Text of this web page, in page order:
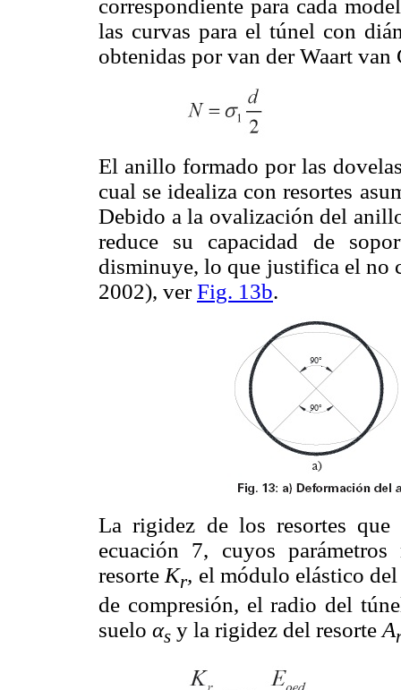
correspondiente para cada
las curvas para el túnel con
obtenidas por van der Waart
El anillo formado por las
cual se idealiza con resortes
Debido a la ovalización del
reduce su capacidad de
disminuye, lo que justifica el no
2002), verFig. 13b.
La rigidez de los resortes que
ecuación 7, cuyos
resorte Kr, el módulo elástico
de compresión, el radio del
suelo αs y la rigidez del resorte A